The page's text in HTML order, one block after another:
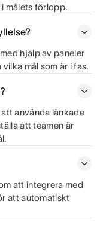
målets förlopp.
hjälp av paneler
mål som är i fas.
använda länkade
att teamen är
att integrera med
att automatiskt